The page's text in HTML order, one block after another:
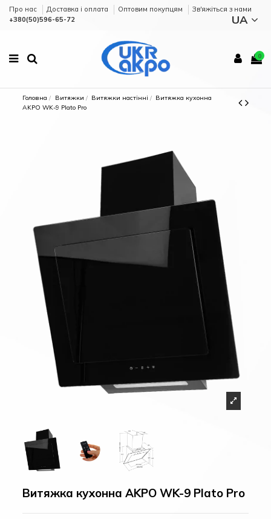
Про нас Доставка і оплата Оптовим покупцям
Зв'яжіться з нами
+380(50)596-65-72
UA
0
Головна Витяжки Витяжки настінні
Витяжка кухонна
AKPO WK-9 Plato Pro
Витяжка кухонна AKPO WK-9 Plato Pro